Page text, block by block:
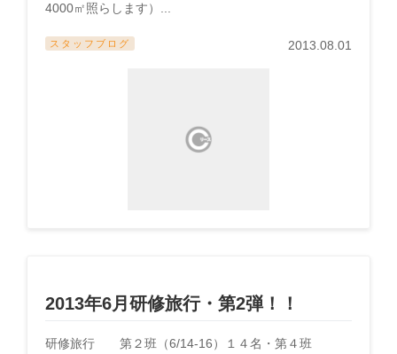
4000㎡照らします）...
スタッフブログ 2013.08.01
2013年6月研修旅行・第2弾！！
研修旅行 第２班（6/14-16）１４名・第４班